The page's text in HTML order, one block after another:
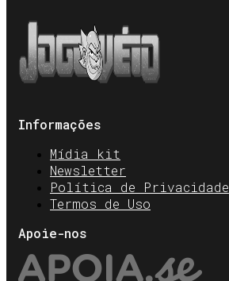
Informações
Mídia kit
Newsletter
Política de Privacidade
Termos de Uso
Apoie-nos